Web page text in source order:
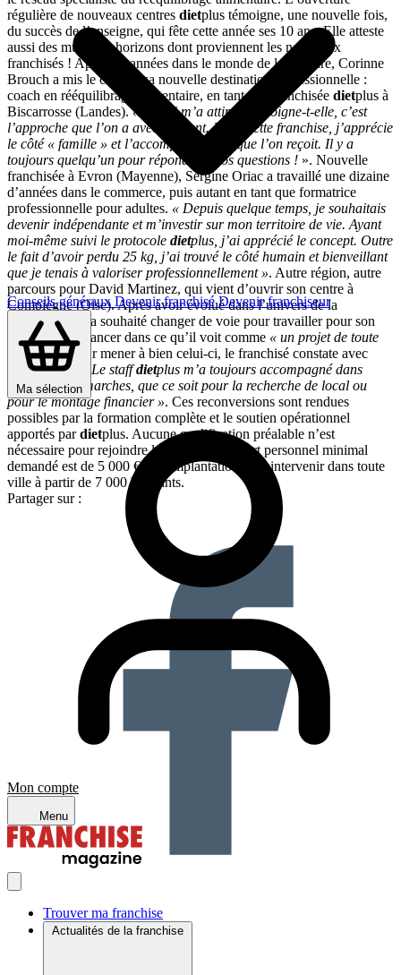
Conseils généraux Devenir franchiséDevenir franchiseur
Ma sélection
Mon compte
Menu
Trouver ma franchise
Actualités de la franchise
régulière de nouveaux centres dietplus témoigne, une nouvelle fois,
du succès de l’enseigne, qui fête cette année ses 10 ans. Elle atteste
aussi des multiples horizons dont proviennent les nouveaux
franchisés ! Après 35 années dans le monde de la coiffure, Corinne
Brouch a mis le cap sur sa nouvelle destination professionnelle :
coach en rééquilibrage alimentaire, en tant que franchisée dietplus à
Biscarrosse (Landes).«Ce qui m’a attirée, témoigne-t-elle, c’est
l’approche que l’on a avec le client. Dans cette franchise, j’apprécie
le côté « famille » et l’accompagnement que l’on reçoit. Il y a
toujours quelqu’un pour répondre à nos questions ! ». Nouvelle
franchisée à Evron (Mayenne), Sergine Oriac a travaillé une dizaine
d’années dans le commerce, puis autant en tant que formatrice
professionnelle pour adultes. « Depuis quelque temps, je souhaitais
devenir indépendante et m’investir sur mon territoire de vie. Ayant
moi-même suivi le protocole dietplus, j’ai apprécié le concept. Outre
le fait d’avoir perdu 25 kg, j’ai trouvé le côté humain et bienveillant
que je tenais à valoriser professionnellement ». Autre région, autre
parcours pour David Martinez, qui vient d’ouvrir son centre à
Compiègne (Oise). Après avoir évolué dans l’univers de la
restauration, il a souhaité changer de voie pour travailler pour son
compte. Et se lancer dans ce qu’il voit comme « un projet de toute
une vie ! »Pour mener à bien celui-ci, le franchisé constate avec
satisfaction :
« Le staffdietplus m’a toujours accompagné dans
toutes mes démarches, que ce soit pour la recherche de local ou
pour le montage financier ». Ces reconversions sont rendues
possibles par la formation complète et le soutien opérationnel
apportés pardietplus. Aucune qualification préalable n’est
nécessaire pour rejoindre le réseau ! L’apport personnel minimal
demandé est de 5 000 €, et l’implantation peut intervenir dans toute
ville à partir de 7 000 habitants.
Partager sur :